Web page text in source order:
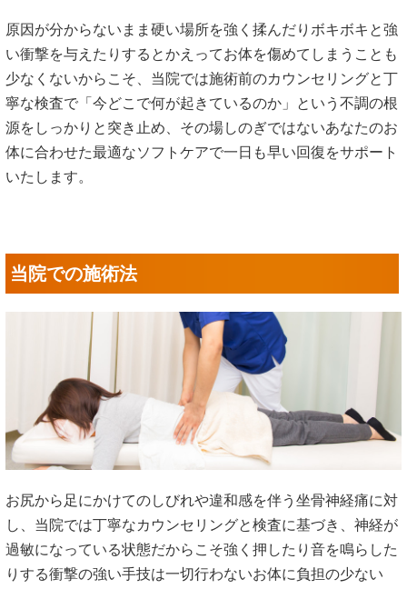
原因が分からないまま硬い場所を強く揉んだりボキボキと強
い衝撃を与えたりするとかえってお体を傷めてしまうことも
少なくないからこそ、当院では施術前のカウンセリングと丁
寧な検査で「今どこで何が起きているのか」という不調の根
源をしっかりと突き止め、その場しのぎではないあなたのお
体に合わせた最適なソフトケアで一日も早い回復をサポート
いたします。
当院での施術法
お尻から足にかけてのしびれや違和感を伴う坐骨神経痛に対
し、当院では丁寧なカウンセリングと検査に基づき、神経が
過敏になっている状態だからこそ強く押したり音を鳴らした
りする衝撃の強い手技は一切行わないお体に負担の少ない